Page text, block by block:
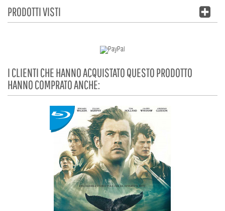
PRODOTTI VISTI
I CLIENTI CHE HANNO ACQUISTATO QUESTO PRODOTTO
HANNO COMPRATO ANCHE: